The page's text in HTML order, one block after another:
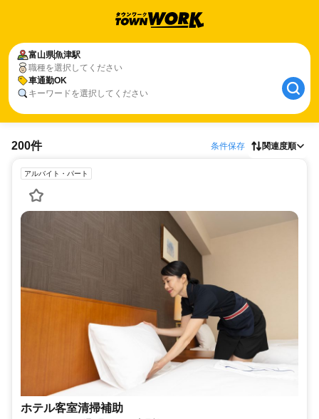
富山県魚津駅
職種を選択してください
車通勤OK
キーワードを選択してください
200件 条件保存 関連度順
アルバイト・パート
ホテル客室清掃補助